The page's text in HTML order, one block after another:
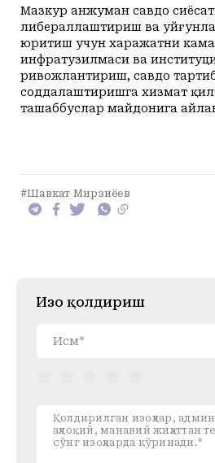
Мазкур анжуман савдо
либераллаштириш ва
юритиш учун харажатни
инфратузилмаси ва
ривожлантириш, савдо
соддалаштиришга хизмат
ташаббуслар майдонига
#Шавкат Мирзиёев
Изоҳ қолдириш